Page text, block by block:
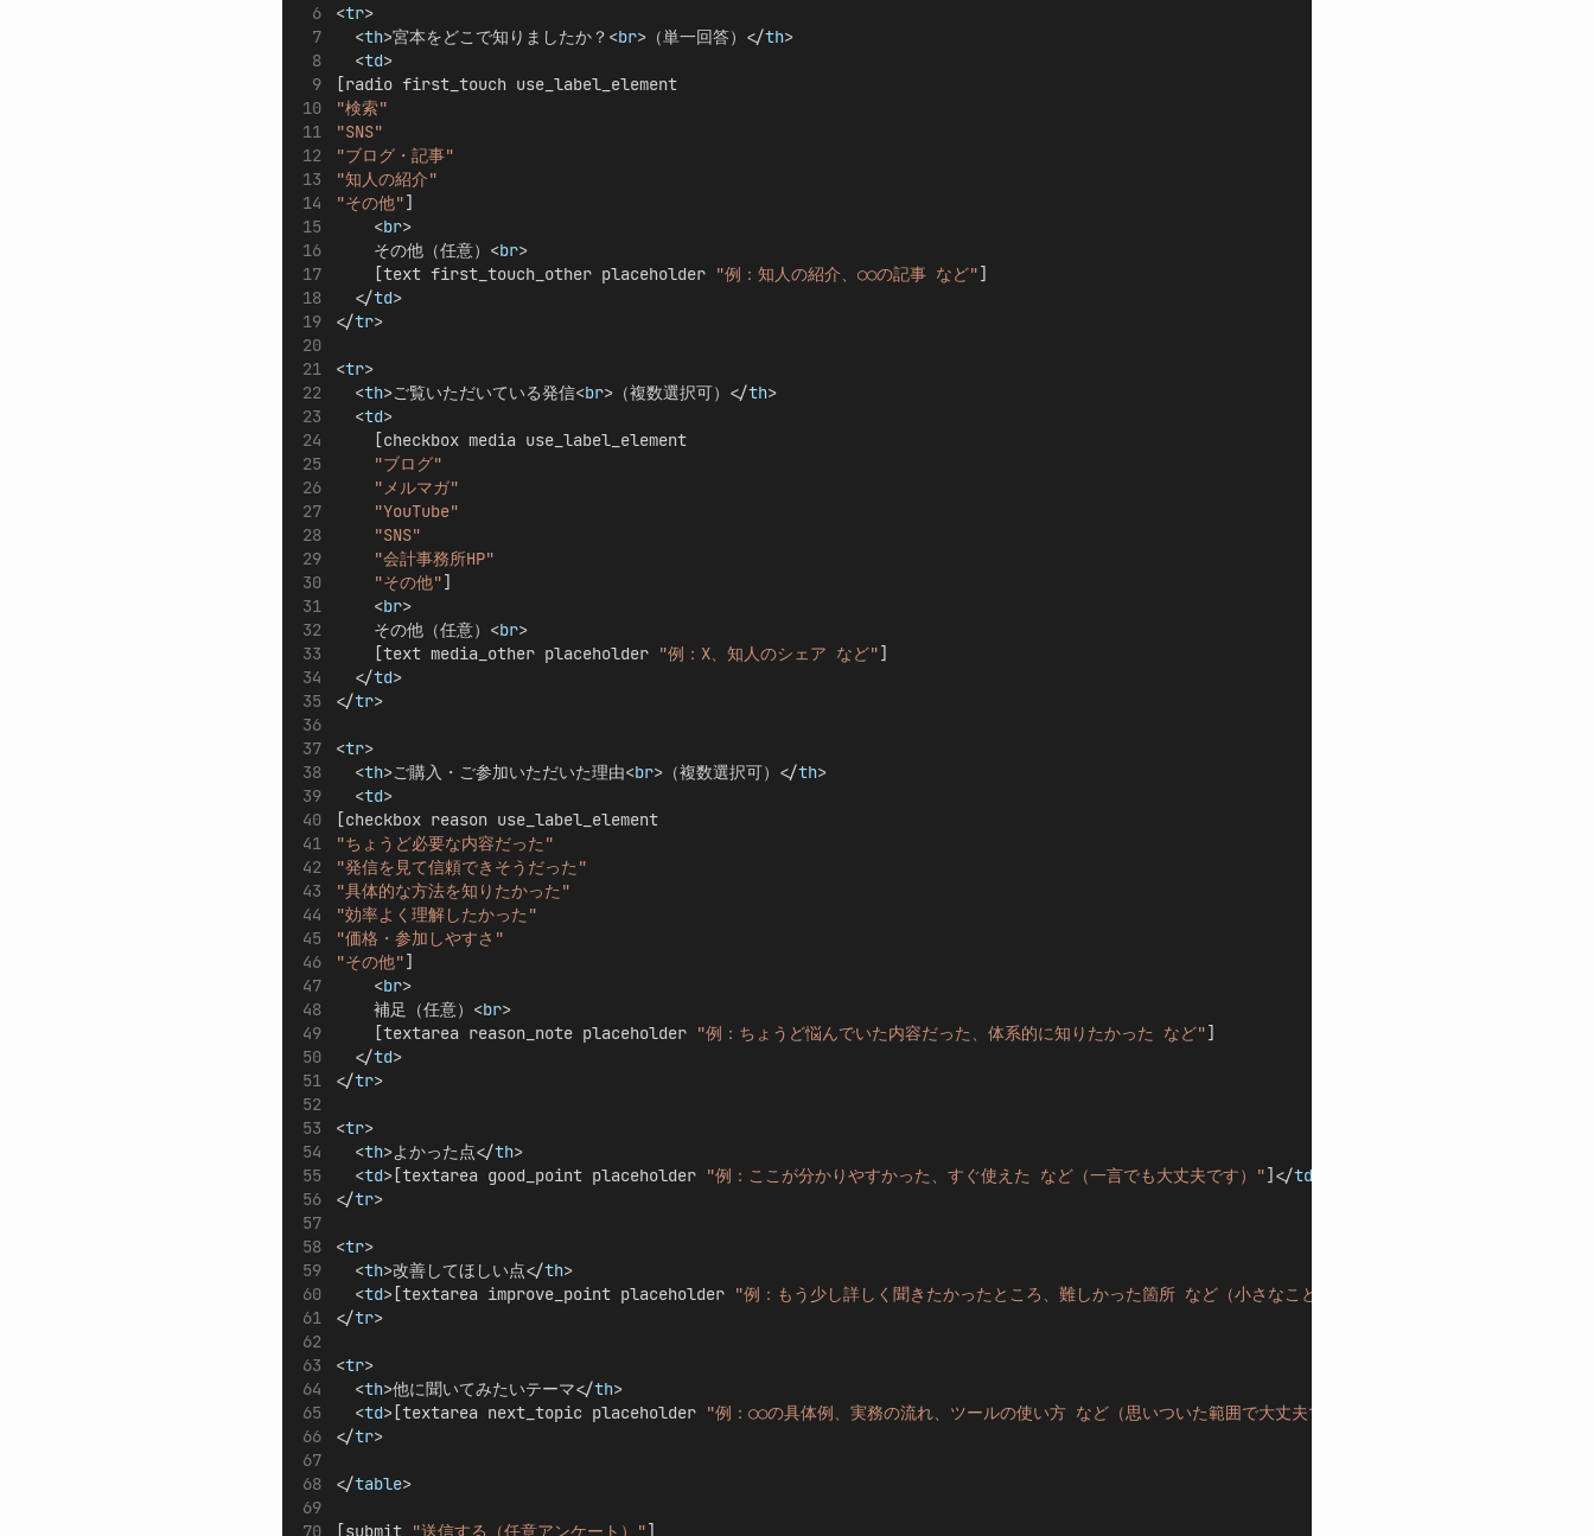
<tr>
  <
th>宮本をどこで知りましたか？<br>（単一回答）</th>
  <
td>
[radio first_touch use_label_element
"検索"
"SNS"
"ブログ・記事"
"知人の紹介"
"その他"]
    <
br>
    その他（任意）<
br>
    [text first_touch_other placeholder
"例：知人の紹介、○○の記事 など"]
  </
td>
</tr>
<tr>
  <
th>ご覧いただいている発信<br>（複数選択可）</th>
  <
td>
    [checkbox media use_label_element
"ブログ"
"メルマガ"
"YouTube"
"SNS"
"会計事務所HP"
"その他"]
    <
br>
    その他（任意）<
br>
    [text media_other placeholder
"例：X、知人のシェア など"]
  </
td>
</tr>
<tr>
  <
th>ご購入・ご参加いただいた理由<br>（複数選択可）</th>
  <
td>
[checkbox reason use_label_element
"ちょうど必要な内容だった"
"発信を見て信頼できそうだった"
"具体的な方法を知りたかった"
"効率よく理解したかった"
"価格・参加しやすさ"
"その他"]
    <
br>
    補足（任意）<
br>
    [textarea reason_note placeholder
"例：ちょうど悩んでいた内容だった、体系的に知りたかった など"]
  </
td>
</tr>
<tr>
  <
th>よかった点</th>
  <
td>[textarea good_point placeholder "例：ここが分かりやすかった、すぐ使えた など（一言でも大丈夫です）"]</td
</tr>
<tr>
  <
th>改善してほしい点</th>
  <
td>[textarea improve_point placeholder "例：もう少し詳しく聞きたかったところ、難しかった箇所 など（小さなことでも大丈夫です）"
</tr>
<tr>
  <
th>他に聞いてみたいテーマ</th>
  <
td>[textarea next_topic placeholder "例：○○の具体例、実務の流れ、ツールの使い方 など（思いついた範囲で大丈夫です）"
</tr>
</table>
[submit "送信する（任意アンケート）"]